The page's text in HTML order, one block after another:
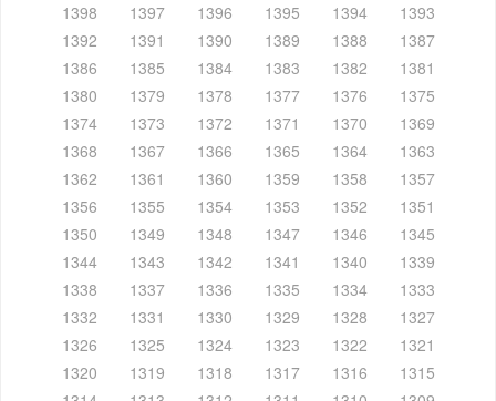
1398
1397 1396 1395 1394
1393
1392
1391 1390 1389 1388
1387
1386
1385 1384 1383 1382
1381
1380
1379 1378 1377 1376
1375
1374
1373 1372 1371 1370
1369
1368
1367 1366 1365 1364
1363
1362
1361 1360 1359 1358
1357
1356
1355 1354 1353 1352
1351
1350
1349 1348 1347 1346
1345
1344
1343 1342 1341 1340
1339
1338
1337 1336 1335 1334
1333
1332
1331 1330 1329 1328
1327
1326
1325 1324 1323 1322
1321
1320
1319 1318 1317 1316
1315